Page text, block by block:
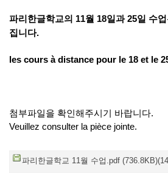
파리한글학교의 11월 18일과 25일 수
집니다.
les cours à distance pour le 18 et le
첨부파일을 확인해주시기 바랍니다.
Veuillez consulter la pièce jointe.
파리한글학교 11월 수업.pdf